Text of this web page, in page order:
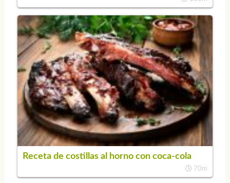
Receta de costillas al horno con coca-cola
70m